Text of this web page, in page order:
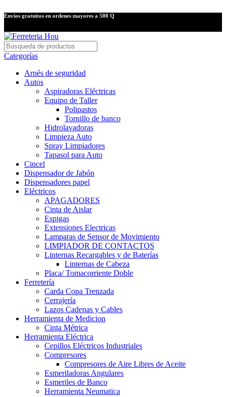
Envíos gratuitos en ordenes mayores a 500 Q
Categorías
Arnés de seguridad
Autos
Aspiradoras Eléctricas
Equipo de Taller
Polipastos
Tornillo de banco
Hidrolavadoras
Limpieza Auto
Spray Limpiadores
Tapasol para Auto
Cincel
Dispensador de Jabón
Dispensadores papel
Eléctricos
APAGADORES
Cinta de Aislar
Espigas
Extensiones Electricas
Lamparas de Sensor de Movimiento
LIMPIADOR DE CONTACTOS
Linternas Recargables y de Baterías
Linternas de Cabeza
Placa/ Tomacorriente Doble
Ferretería
Carda Copa Trenzada
Cerrajería
Lazos Cadenas y Cables
Herramienta de Medicion
Cinta Métrica
Herramienta Eléctrica
Cepillos Eléctricos Industriales
Compresores
Compresores de Aire Libres de Aceite
Esmeriladoras Angulares
Esmeriles de Banco
Herramienta Neumatica